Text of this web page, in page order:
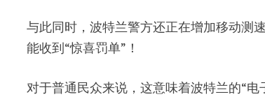
与此同时，波特兰警方还正在增加移动测
能收到“惊喜罚单”！
对于普通民众来说，这意味着波特兰的“